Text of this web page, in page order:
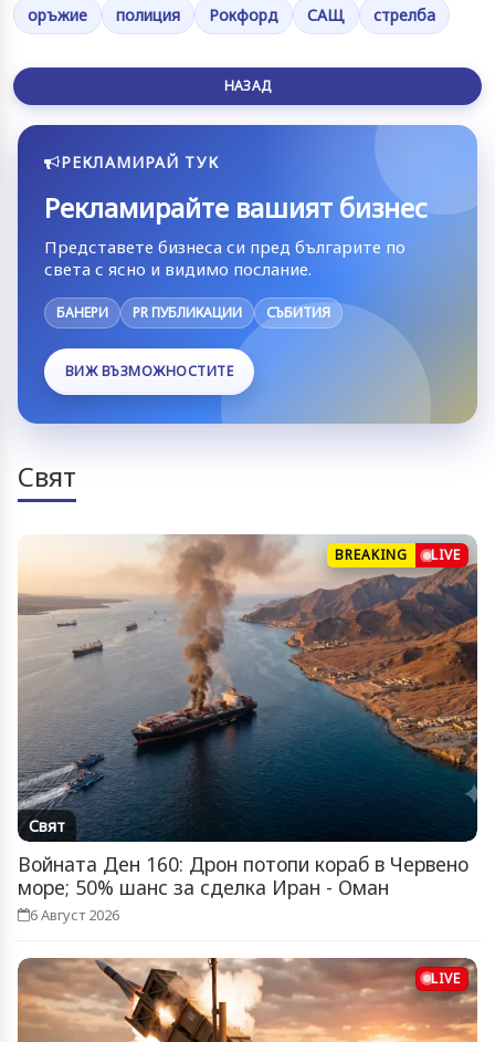
оръжие
полиция Рокфорд САЩ стрелба
НАЗАД
РЕКЛАМИРАЙ ТУК
Рекламирайте вашият бизнес
Представете бизнеса си пред българите по
света с ясно и видимо послание.
БАНЕРИ PR ПУБЛИКАЦИИ СЪБИТИЯ
ВИЖ ВЪЗМОЖНОСТИТЕ
Свят
BREAKING LIVE
Свят
Войната Ден 160: Дрон потопи кораб в Червено
море; 50% шанс за сделка Иран - Оман
6 Август 2026
LIVE